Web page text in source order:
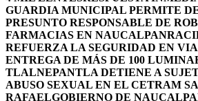
GUARDIA MUNICIPAL PERMITE
PRESUNTO RESPONSABLE DE
FARMACIAS EN NAUCALPAN
REFUERZA LA SEGURIDAD EN
ENTREGA DE MÁS DE 100
TLALNEPANTLA DETIENE A
ABUSO SEXUAL EN EL CETRAM
RAFAELGOBIERNO DE